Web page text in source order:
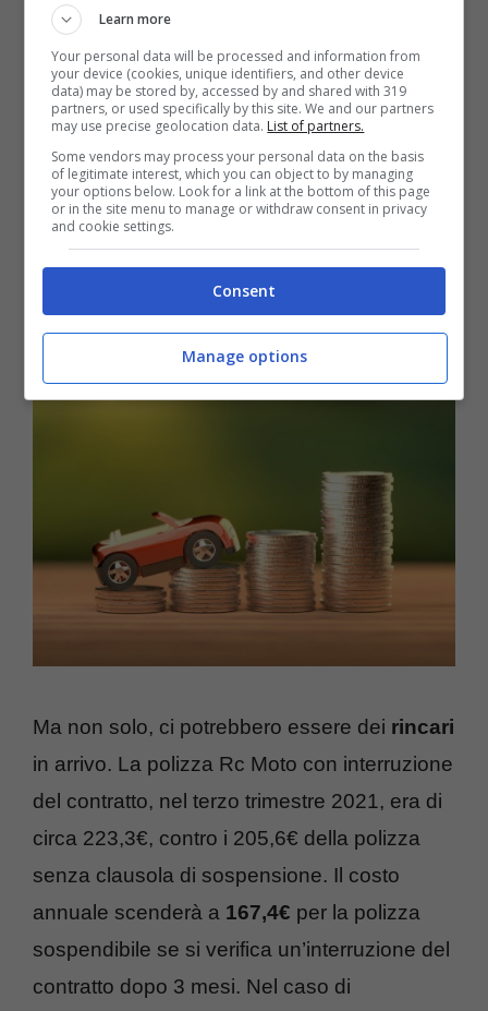
Mal’Europa dice che devi pagare di più
per Rc auto e moto. Entro 24 mesi, infatti, il
Parlamento Europeo potrebbe eliminare
questo “privilegio” del guidatore. “L’obbligo
assicurativo anche negli spazi privati
–
consentirà più ai guidatori di sospendere
la polizza.”
Ma non solo, ci potrebbero essere dei rincari
in arrivo. La polizza Rc Moto con interruzione
del contratto, nel terzo trimestre 2021, era di
circa 223,3€, contro i 205,6€ della polizza
senza clausola di sospensione. Il costo
annuale scenderà a 167,4€ per la polizza
sospendibile se si verifica un’interruzione del
contratto dopo 3 mesi. Nel caso di
Learn more
Your personal data will be processed and information from
your device (cookies, unique identifiers, and other device
data) may be stored by, accessed by and shared with 319
partners, or used specifically by this site. We and our partners
may use precise geolocation data. List of partners.
Some vendors may process your personal data on the basis
of legitimate interest, which you can object to by managing
your options below. Look for a link at the bottom of this page
or in the site menu to manage or withdraw consent in privacy
and cookie settings.
Consent
Manage options